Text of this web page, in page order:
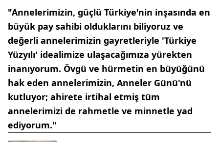
"Annelerimizin, güçlü Türkiye'nin inşasında en
büyük pay sahibi olduklarını biliyoruz ve
değerli annelerimizin gayretleriyle 'Türkiye
Yüzyılı' idealimize ulaşacağımıza yürekten
inanıyorum. Övgü ve hürmetin en büyüğünü
hak eden annelerimizin, Anneler Günü'nü
kutluyor; ahirete irtihal etmiş tüm
annelerimizi de rahmetle ve minnetle yad
ediyorum."